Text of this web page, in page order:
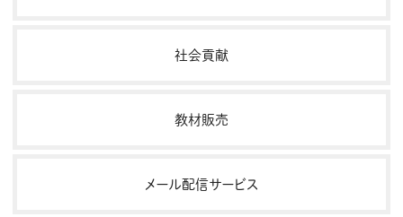
社会貢献
教材販売
メール配信サービス